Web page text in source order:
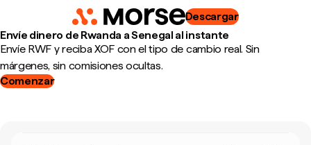
Descargar
Envíe dinero de Rwanda a Senegal al instante
Envíe RWF y reciba XOF con el tipo de cambio real. Sin
márgenes, sin comisiones ocultas.
Comenzar